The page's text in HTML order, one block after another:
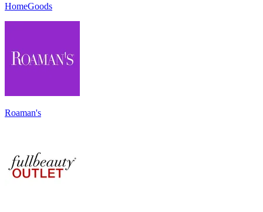
HomeGoods
Roaman's